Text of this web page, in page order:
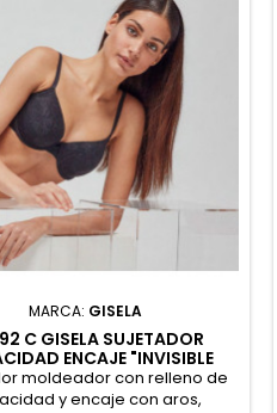
MARCA: GISELA
C GISELA SUJETADOR
ENCAJE "INVISIBLE
LACE"
moldeador con relleno de
y encaje con aros,